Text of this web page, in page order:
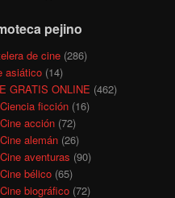
pejino
de cine (286)
asiático (14)
GRATIS ONLINE (462)
Ciencia ficción(16)
Cine acción(72)
Cine alemán(26)
Cine aventuras (90)
Cine bélico(65)
Cine biográfico(72)